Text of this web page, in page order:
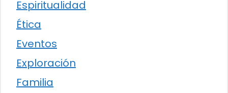
Espiritualidad
Ética
Eventos
Exploración
Familia